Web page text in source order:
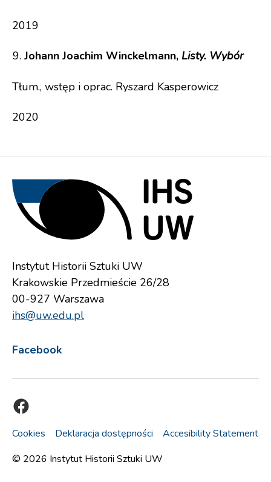
2019
Johann Joachim Winckelmann, Listy. Wybór
Tłum., wstęp i oprac. Ryszard Kasperowicz
2020
Instytut Historii Sztuki UW
Krakowskie Przedmieście 26/28
00-927 Warszawa
ihs@uw.edu.pl
Facebook
© 2026 Instytut Historii Sztuki UW
Cookies Deklaracja dostępności Accesibility Statement
Facebook